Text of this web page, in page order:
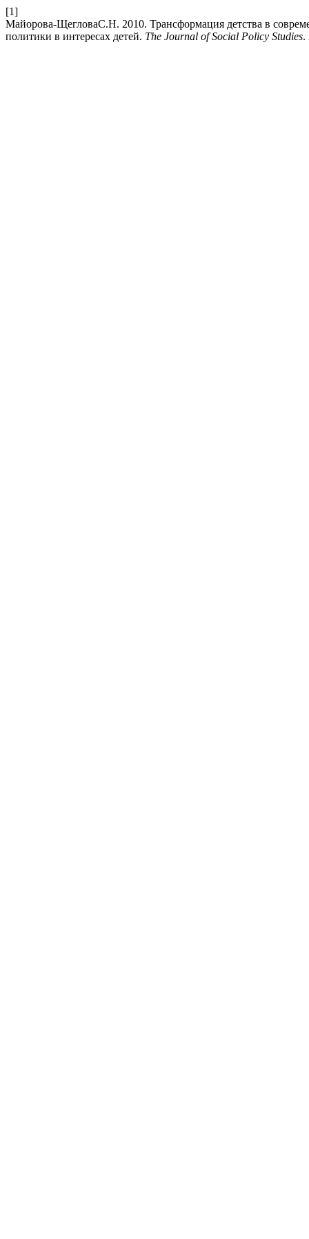
[1]
Майорова-ЩегловаС.Н. 2010. Трансформация детства в
политики в интересах детей. The Journal of Social Policy Studies.